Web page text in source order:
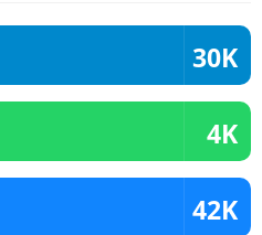
30K
4K
42K